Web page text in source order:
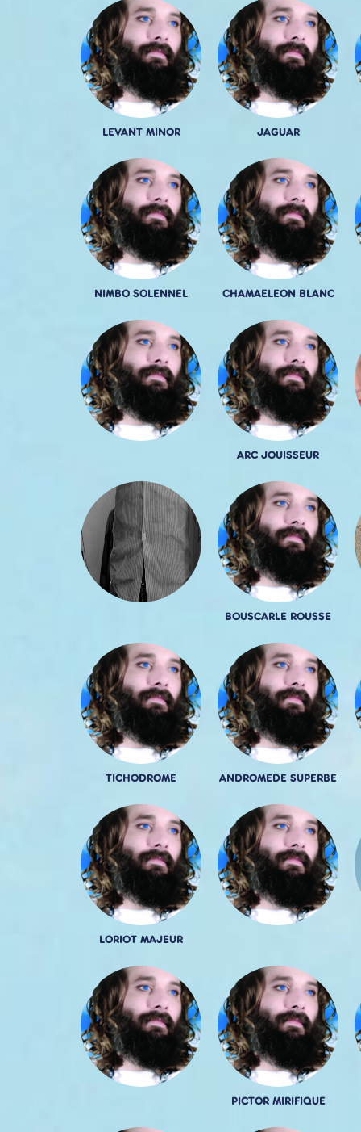
LEVANT MINOR JAGUAR
NIMBO SOLENNEL CHAMAELEON BLANC
ARC JOUISSEUR
BOUSCARLE ROUSSE
TICHODROME ANDROMEDE SUPERBE
LORIOT MAJEUR
PICTOR MIRIFIQUE